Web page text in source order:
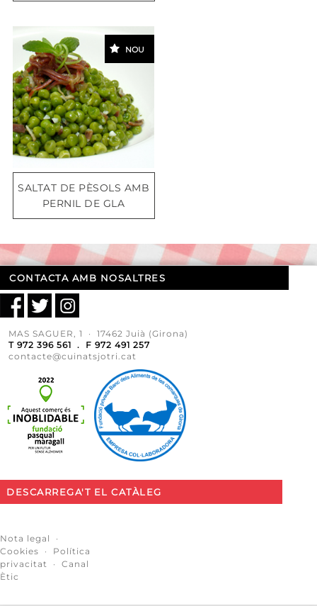
SALTAT DE PÈSOLS AMB
PERNIL DE GLA
NOU
CONTACTA AMB NOSALTRES
MAS SAGUER, 1 · 17462 Juià (Girona)
T 972 396 561 . F 972 491 257
contacte@cuinatsjotri.cat
DESCARREGA'T EL CATÀLEG
Nota legal
·
Cookies · Política
privacitat
· Canal
Ètic